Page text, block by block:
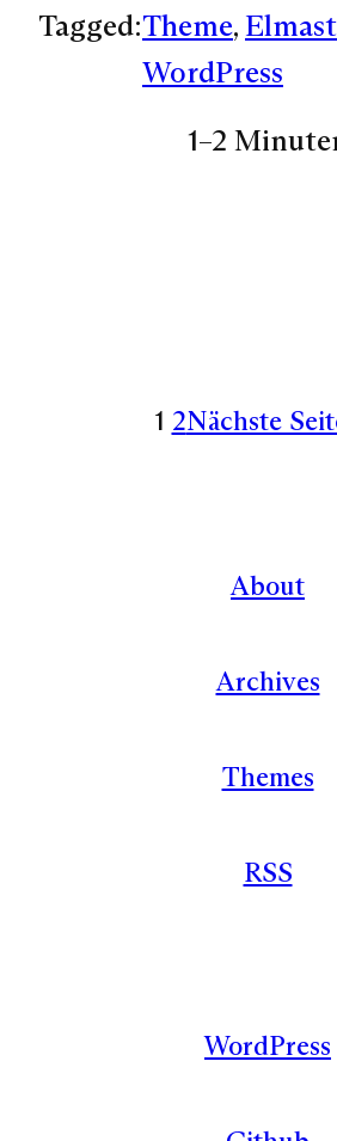
Tagged:Theme,
WordPress
1–2
1 2Nächste
About
Archives
Themes
RSS
WordPress